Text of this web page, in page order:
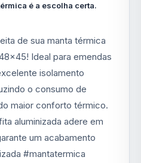
é a escolha certa.
de sua manta térmica
Ideal para emendas
isolamento
o consumo de
maior conforto térmico.
aluminizada adere em
um acabamento
#mantatermica